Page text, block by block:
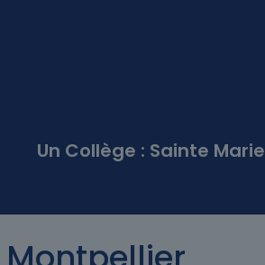
Un Collège : Sainte Marie